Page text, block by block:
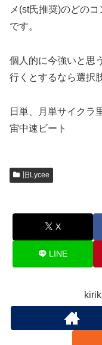
メ(st氏推奨)のどの
です。
個人的に今強いと思
行くとするなら選択
日単、月単サイクラ
宙中速ビート
旧Lycee
X
LINE